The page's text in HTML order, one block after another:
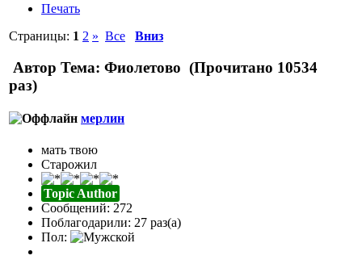
Печать
Страницы: 1 2 » Все Вниз
Автор Тема: Фиолетово (Прочитано 10534
раз)
мерлин
мать твою
Старожил
Topic Author
Сообщений: 272
Поблагодарили: 27 раз(а)
Пол: